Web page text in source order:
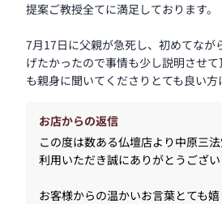
提案ご教授全てに満足しております。
7月17日に父親が急死し、初めてなが
げたかったので事情も少し説明させ
も親身に聞いてくださりとても良い方
お店からの返信
この度は数ある仏壇店より中原三
利用いただき誠にありがとうござい
お客様からの温かいお言葉とても嬉